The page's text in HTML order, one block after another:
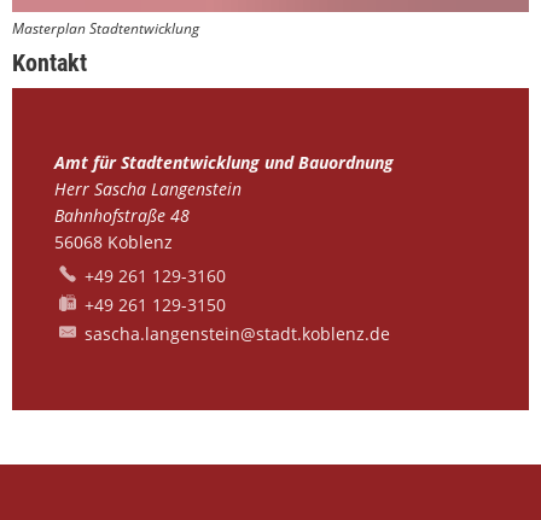
Masterplan Stadtentwicklung
Kontakt
Amt für Stadtentwicklung und Bauordnung
Herr Sascha Langenstein
Bahnhofstraße 48
56068 Koblenz
+49 261 129-3160
+49 261 129-3150
sascha.langenstein@stadt.koblenz.de